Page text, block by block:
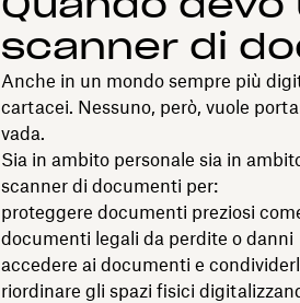
scanner di
Anche in un mondo sempre più
cartacei. Nessuno, però, vuole
vada.
Sia in ambito personale sia in
scanner di documenti per:
proteggere documenti preziosi
documenti legali da perdite o danni
accedere ai documenti e
riordinare gli spazi fisici